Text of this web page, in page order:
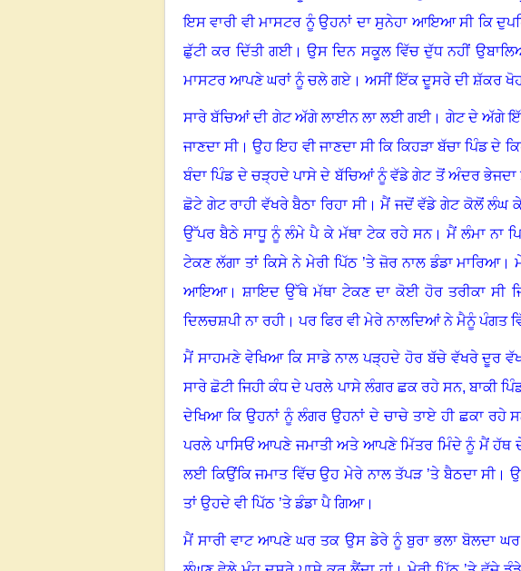
ਇਸ ਵਾਰੀ ਵੀ ਮਾਸਟਰ ਨੂੰ ਉਹਨਾਂ ਦਾ ਸੁਨੇਹਾ ਆਇਆ ਸੀ ਕਿ
ਛੁੱਟੀ ਕਰ ਦਿੱਤੀ ਗਈ।ਉਸ ਦਿਨ ਸਕੂਲ ਵਿੱਚ ਦੁੱਧ ਨਹੀਂ
ਮਾਸਟਰ ਆਪਣੇ ਘਰਾਂ ਨੂੰ ਚਲੇ ਗਏ । ਅਸੀਂ ਇੱਕ ਦੂਸਰੇ ਦੀ ਸ਼ੱਕਰ
ਸਾਰੇ ਬੱਚਿਆਂ ਦੀ ਗੇਟ ਅੱਗੇ ਲਾਈਨ ਲਾ ਲਈ ਗਈ। ਗੇਟ ਦੇ ਅੱਗੇ ਇੱਕ
ਜਾਣਦਾ ਸੀ।ਉਹ ਇਹ ਵੀ ਜਾਣਦਾ ਸੀ ਕਿ ਕਿਹੜਾ ਬੱਚਾ ਪਿੰਡ ਦੇ
ਬੰਦਾ ਪਿੰਡ ਦੇ ਚੜ੍ਹਦੇ ਪਾਸੇ ਦੇ ਬੱਚਿਆਂ ਨੂੰ ਵੱਡੇ ਗੇਟ ਤੋਂ ਅੰਦਰ ਭੇਜਦਾ
ਛੋਟੇ ਗੇਟ ਰਾਹੀ ਵੱਖਰੇ ਬੈਠਾ ਰਿਹਾ ਸੀ।ਮੈਂ ਜਦੋਂ ਵੱਡੇ ਗੇਟ ਕੋਲੋਂ ਲੰਘ
ਉੱਪਰ ਬੈਠੇ ਸਾਧੂ ਨੂੰ ਲੰਮੇ ਪੈ ਕੇ ਮੱਥਾ ਟੇਕ ਰਹੇ ਸਨ। ਮੈਂ ਲੰਮਾ ਨਾ
ਟੇਕਣ ਲੱਗਾ ਤਾਂ ਕਿਸੇ ਨੇ ਮੇਰੀ ਪਿੱਠ ’ਤੇ ਜ਼ੋਰ ਨਾਲ ਡੰਡਾ
ਆਇਆ।ਸ਼ਾਇਦ ਉੱਥੇ ਮੱਥਾ ਟੇਕਣ ਦਾ ਕੋਈ ਹੋਰ ਤਰੀਕਾ ਸੀ
ਦਿਲਚਸ਼ਪੀ ਨਾ ਰਹੀ।ਪਰ ਫਿਰ ਵੀ ਮੇਰੇ ਨਾਲਦਿਆਂ ਨੇ ਮੈਨੂੰ ਪੰਗਤ
ਮੈਂ ਸਾਹਮਣੇ ਵੇਖਿਆ ਕਿ ਸਾਡੇ ਨਾਲ ਪੜ੍ਹਦੇ ਹੋਰ ਬੱਚੇ ਵੱਖਰੇ ਦੂਰ
ਸਾਰੇ ਛੋਟੀ ਜਿਹੀ ਕੰਧ ਦੇ ਪਰਲੇ ਪਾਸੇ ਲੰਗਰ ਛਕ ਰਹੇ ਸਨ, ਬਾਕੀ
ਦੇਖਿਆ ਕਿ ਉਹਨਾਂ ਨੂੰ ਲੰਗਰ ਉਹਨਾਂ ਦੇ ਚਾਚੇ ਤਾਏ ਹੀ ਛਕਾ ਰਹੇ
ਪਰਲੇ ਪਾਸਿਓਂ ਆਪਣੇ ਜਮਾਤੀ ਅਤੇ ਆਪਣੇ ਮਿੱਤਰ ਮਿੰਦੇ ਨੂੰ ਮੈਂ ਹੱਥ
ਲਈ ਕਿਉਂਕਿ ਜਮਾਤ ਵਿੱਚ ਉਹ ਮੇਰੇ ਨਾਲ ਤੱਪੜ ’ਤੇ ਬੈਠਦਾ ਸੀ।
ਤਾਂ ਉਹਦੇ ਵੀ ਪਿੱਠ ’ਤੇ ਡੰਡਾ ਪੈ ਗਿਆ।
ਮੈਂ ਸਾਰੀ ਵਾਟ ਆਪਣੇ ਘਰ ਤਕ ਉਸ ਡੇਰੇ ਨੂੰ ਬੁਰਾ ਭਲਾ ਬੋਲਦਾ